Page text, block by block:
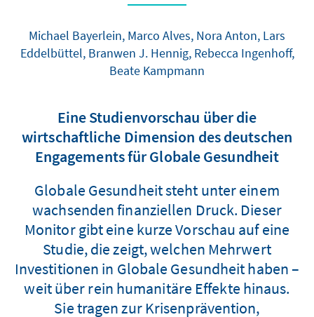
Michael Bayerlein, Marco Alves, Nora Anton, Lars
Eddelbüttel, Branwen J. Hennig, Rebecca Ingenhoff,
Beate Kampmann
Eine Studienvorschau über die
wirtschaftliche Dimension des deutschen
Engagements für Globale Gesundheit
Globale Gesundheit steht unter einem
wachsenden finanziellen Druck. Dieser
Monitor gibt eine kurze Vorschau auf eine
Studie, die zeigt, welchen Mehrwert
Investitionen in Globale Gesundheit haben –
weit über rein humanitäre Effekte hinaus.
Sie tragen zur Krisenprävention,